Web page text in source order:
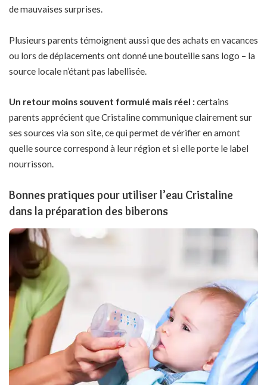
de mauvaises surprises.
Plusieurs parents témoignent aussi que des achats en vacances
ou lors de déplacements ont donné une bouteille sans logo – la
source locale n’étant pas labellisée.
Un retour moins souvent formulé mais réel : certains
parents apprécient que Cristaline communique clairement sur
ses sources via son site, ce qui permet de vérifier en amont
quelle source correspond à leur région et si elle porte le label
nourrisson.
Bonnes pratiques pour utiliser l’eau Cristaline
dans la préparation des biberons